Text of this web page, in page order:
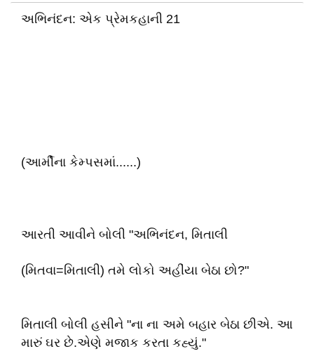
અભિનંદન: એક પ્રેમકહાની 21
(આર્મીના કેમ્પસમાં......)
આરતી આવીને બોલી "અભિનંદન, મિતાલી
(મિતવા=મિતાલી) તમે લોકો અહીંયા બેઠા છો?"
મિતાલી બોલી હસીને "ના ના અમે બહાર બેઠા છીએ. આ
મારું ઘર છે.એણે મજાક કરતા કહ્યું."